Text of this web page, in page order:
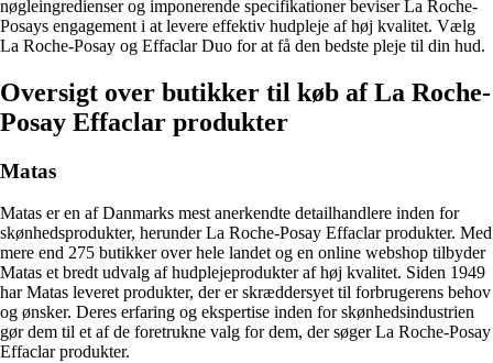
nøgleingredienser og imponerende specifikationer beviser La Roche-
Posays engagement i at levere effektiv hudpleje af høj kvalitet. Vælg
La Roche-Posay og Effaclar Duo for at få den bedste pleje til din hud.
Oversigt over butikker til køb af La Roche-
Posay Effaclar produkter
Matas
Matas er en af Danmarks mest anerkendte detailhandlere inden for
skønhedsprodukter, herunder La Roche-Posay Effaclar produkter. Med
mere end 275 butikker over hele landet og en online webshop tilbyder
Matas et bredt udvalg af hudplejeprodukter af høj kvalitet. Siden 1949
har Matas leveret produkter, der er skræddersyet til forbrugerens behov
og ønsker. Deres erfaring og ekspertise inden for skønhedsindustrien
gør dem til et af de foretrukne valg for dem, der søger La Roche-Posay
Effaclar produkter.